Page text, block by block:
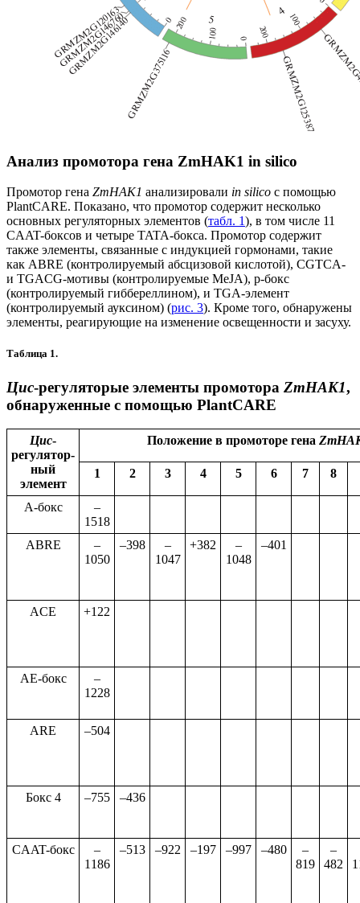
Анализ промотора гена ZmHAK1 in silico
Промотор гена ZmHAK1 анализировали in silico с помощью
PlantCARE. Показано, что промотор содержит несколько
основных регуляторных элементов (табл. 1), в том числе 11
CAAT-боксов и четыре TATA-бокса. Промотор содержит
также элементы, связанные с индукцией гормонами, такие
как ABRE (контролируемый абсцизовой кислотой), CGTCA-
и TGACG-мотивы (контролируемые MeJA), p-бокс
(контролируемый гиббереллином), и TGA-элемент
(контролируемый ауксином) (рис. 3). Кроме того, обнаружены
элементы, реагирующие на изменение освещенности и засуху.
Таблица 1.
Цис-регуляторые элементы промотора ZmHAK1,
обнаруженные с помощью PlantCARE
Цис-
регулятор-
ный
элемент
Положение в промоторе гена
1 2 3 4 5 6 7 8
A-бокс
–
1518
ABRE
–
1050
–398
–
1047
+382
–
1048
–401
ACE +122
AE-бокс
–
1228
ARE –504
Бокс 4 –755 –436
CAAT-бокс
–
1186
–513 –922 –197 –997 –480
–
819
–
482